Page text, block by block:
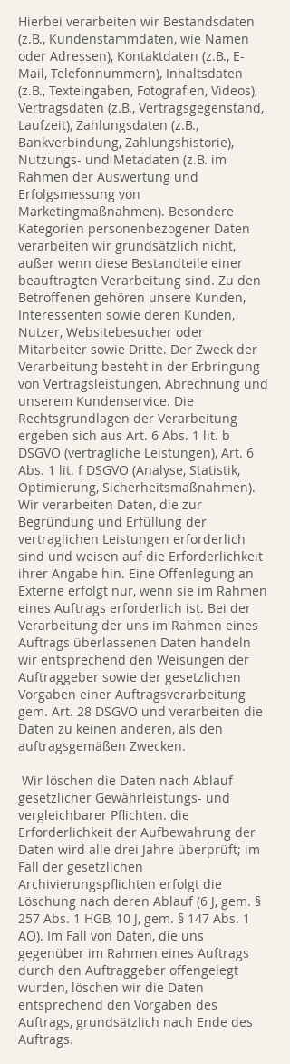
Hierbei verarbeiten wir Bestandsdaten
(z.B., Kundenstammdaten, wie Namen
oder Adressen), Kontaktdaten (z.B., E-
Mail, Telefonnummern), Inhaltsdaten
(z.B., Texteingaben, Fotografien, Videos),
Vertragsdaten (z.B., Vertragsgegenstand,
Laufzeit), Zahlungsdaten (z.B.,
Bankverbindung, Zahlungshistorie),
Nutzungs- und Metadaten (z.B. im
Rahmen der Auswertung und
Erfolgsmessung von
Marketingmaßnahmen). Besondere
Kategorien personenbezogener Daten
verarbeiten wir grundsätzlich nicht,
außer wenn diese Bestandteile einer
beauftragten Verarbeitung sind. Zu den
Betroffenen gehören unsere Kunden,
Interessenten sowie deren Kunden,
Nutzer, Websitebesucher oder
Mitarbeiter sowie Dritte. Der Zweck der
Verarbeitung besteht in der Erbringung
von Vertragsleistungen, Abrechnung und
unserem Kundenservice. Die
Rechtsgrundlagen der Verarbeitung
ergeben sich aus Art. 6 Abs. 1 lit. b
DSGVO (vertragliche Leistungen), Art. 6
Abs. 1 lit. f DSGVO (Analyse, Statistik,
Optimierung, Sicherheitsmaßnahmen).
Wir verarbeiten Daten, die zur
Begründung und Erfüllung der
vertraglichen Leistungen erforderlich
sind und weisen auf die Erforderlichkeit
ihrer Angabe hin. Eine Offenlegung an
Externe erfolgt nur, wenn sie im Rahmen
eines Auftrags erforderlich ist. Bei der
Verarbeitung der uns im Rahmen eines
Auftrags überlassenen Daten handeln
wir entsprechend den Weisungen der
Auftraggeber sowie der gesetzlichen
Vorgaben einer Auftragsverarbeitung
gem. Art. 28 DSGVO und verarbeiten die
Daten zu keinen anderen, als den
auftragsgemäßen Zwecken.
Wir löschen die Daten nach Ablauf
gesetzlicher Gewährleistungs- und
vergleichbarer Pflichten. die
Erforderlichkeit der Aufbewahrung der
Daten wird alle drei Jahre überprüft; im
Fall der gesetzlichen
Archivierungspflichten erfolgt die
Löschung nach deren Ablauf (6 J, gem. §
257 Abs. 1 HGB, 10 J, gem. § 147 Abs. 1
AO). Im Fall von Daten, die uns
gegenüber im Rahmen eines Auftrags
durch den Auftraggeber offengelegt
wurden, löschen wir die Daten
entsprechend den Vorgaben des
Auftrags, grundsätzlich nach Ende des
Auftrags.